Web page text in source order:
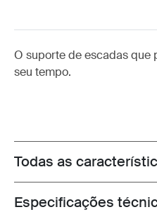
O suporte de escadas que
seu tempo.
Toggle
Todas as
Toggle
Especificações